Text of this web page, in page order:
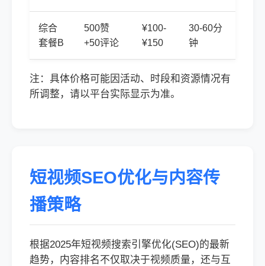
综合
套餐B
500赞
+50评论
¥100-
¥150
30-60分
钟
注：具体价格可能因活动、时段和资源情况有
所调整，请以平台实际显示为准。
短视频SEO优化与内容传
播策略
根据2025年短视频搜索引擎优化(SEO)的最新
趋势，内容排名不仅取决于视频质量，还与互